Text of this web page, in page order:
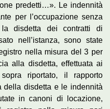
predetti…». Le indennità
per l’occupazione senza
disdetta dei contratti di
nell’istanza, sono state
nella misura del 3 per
alla disdetta, effettuata ai
riportato, il rapporto
della disdetta e le indennità
in canoni di locazione,